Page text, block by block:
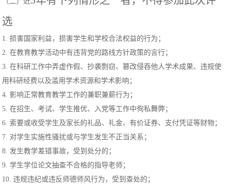
选
1. 损害国家利益，损害学生和学校合法权益的行为；
2. 在教育教学活动中有违背党的路线方针政策的言行；
3. 在科研工作中弄虚作假、抄袭剽窃、篡改侵吞他人学术成果、违规使
用科研经费以及滥用学术资源和学术影响；
4. 影响正常教育教学工作的兼职兼薪行为；
5. 在招生、考试、学生推优、入党等工作中徇私舞弊；
6. 索要或收受学生及家长的礼品、礼金、有价证券、支付凭证等财物；
7. 对学生实施性骚扰或与学生发生不正当关系；
8. 发生教学差错事故，受到处分的；
9. 学生学位论文抽查不合格的指导老师；
10. 违规违纪或违反师德师风行为，受到查处的；